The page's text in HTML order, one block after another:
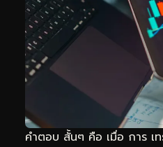
คำตอบ สั้นๆ คือ เมื่อ การ